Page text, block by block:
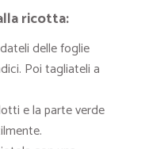
ricotta:
delle foglie
Poi tagliateli a
e la parte verde